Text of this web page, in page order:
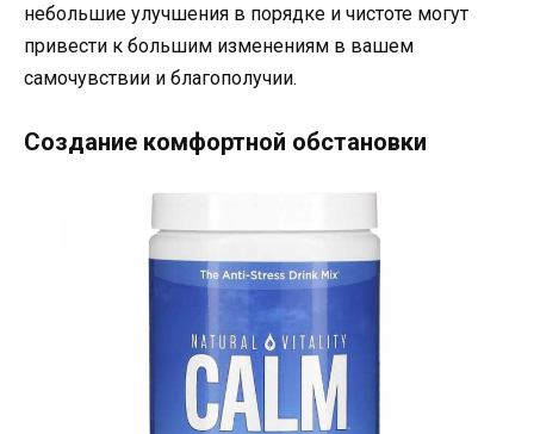
небольшие улучшения в порядке и чистоте могут
привести к большим изменениям в вашем
самочувствии и благополучии.
Создание комфортной обстановки